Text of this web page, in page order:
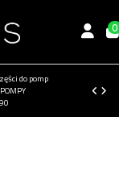
0
do pomp